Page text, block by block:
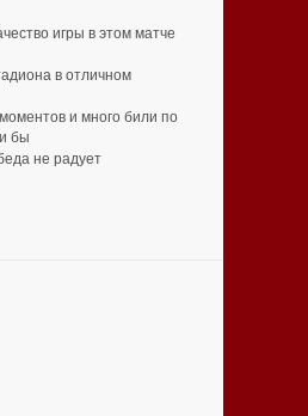
игры в этом матче
в отличном
и много били по
бы
не радует